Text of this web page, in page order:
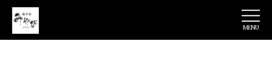
神戸牛みやび 日
MENU